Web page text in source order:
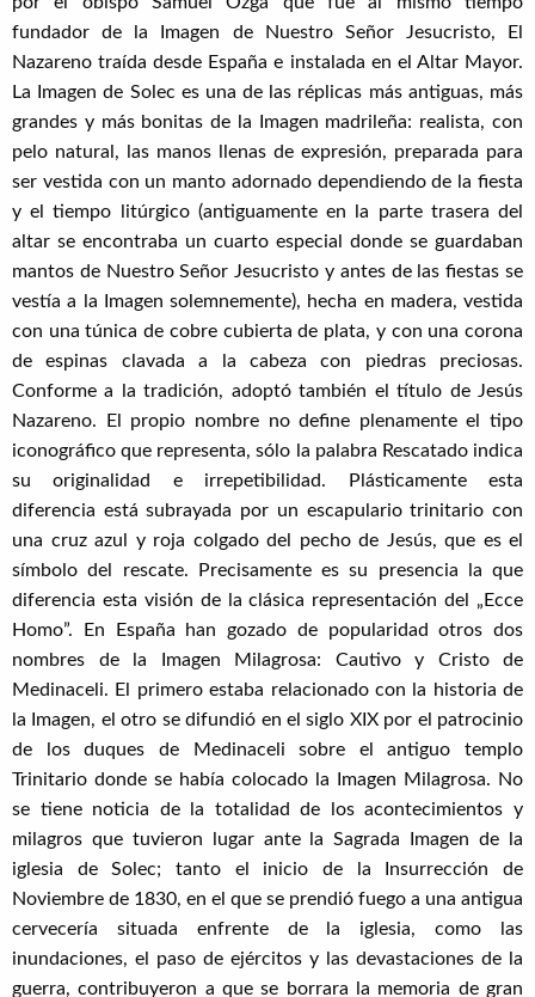
fundador de la Imagen de Nuestro Señor Jesucristo, El
Nazareno traída desde España e instalada en el Altar Mayor.
La Imagen de Solec es una de las réplicas más antiguas, más
grandes y más bonitas de la Imagen madrileña: realista, con
pelo natural, las manos llenas de expresión, preparada para
ser vestida con un manto adornado dependiendo de la fiesta
y el tiempo litúrgico (antiguamente en la parte trasera del
altar se encontraba un cuarto especial donde se guardaban
mantos de Nuestro Señor Jesucristo y antes de las fiestas se
vestía a la Imagen solemnemente), hecha en madera, vestida
con una túnica de cobre cubierta de plata, y con una corona
de espinas clavada a la cabeza con piedras preciosas.
Conforme a la tradición, adoptó también el título de Jesús
Nazareno. El propio nombre no define plenamente el tipo
iconográfico que representa, sólo la palabra Rescatado indica
su originalidad e irrepetibilidad. Plásticamente esta
diferencia está subrayada por un escapulario trinitario con
una cruz azul y roja colgado del pecho de Jesús, que es el
símbolo del rescate. Precisamente es su presencia la que
diferencia esta visión de la clásica representación del „Ecce
Homo”. En España han gozado de popularidad otros dos
nombres de la Imagen Milagrosa: Cautivo y Cristo de
Medinaceli. El primero estaba relacionado con la historia de
la Imagen, el otro se difundió en el siglo XIX por el patrocinio
de los duques de Medinaceli sobre el antiguo templo
Trinitario donde se había colocado la Imagen Milagrosa. No
se tiene noticia de la totalidad de los acontecimientos y
milagros que tuvieron lugar ante la Sagrada Imagen de la
iglesia de Solec; tanto el inicio de la Insurrección de
Noviembre de 1830, en el que se prendió fuego a una antigua
cervecería situada enfrente de la iglesia, como las
inundaciones, el paso de ejércitos y las devastaciones de la
guerra, contribuyeron a que se borrara la memoria de gran